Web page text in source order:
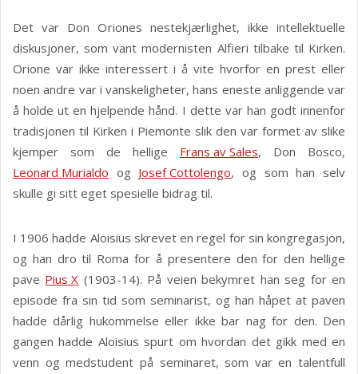
Det var Don Oriones nestekjærlighet, ikke intellektuelle
diskusjoner, som vant modernisten Alfieri tilbake til Kirken.
Orione var ikke interessert i å vite hvorfor en prest eller
noen andre var i vanskeligheter, hans eneste anliggende var
å holde ut en hjelpende hånd. I dette var han godt innenfor
tradisjonen til Kirken i Piemonte slik den var formet av slike
kjemper som de hellige Frans av Sales, Don Bosco,
Leonard Murialdo og Josef Cottolengo, og som han selv
skulle gi sitt eget spesielle bidrag til.
I 1906 hadde Aloisius skrevet en regel for sin kongregasjon,
og han dro til Roma for å presentere den for den hellige
pave Pius X (1903-14). På veien bekymret han seg for en
episode fra sin tid som seminarist, og han håpet at paven
hadde dårlig hukommelse eller ikke bar nag for den. Den
gangen hadde Aloisius spurt om hvordan det gikk med en
venn og medstudent på seminaret, som var en talentfull